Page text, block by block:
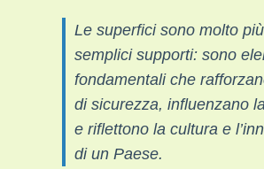
Le superfici sono molto
semplici supporti: sono
fondamentali che
di sicurezza, influenzano
e riflettono la cultura e
di un Paese.